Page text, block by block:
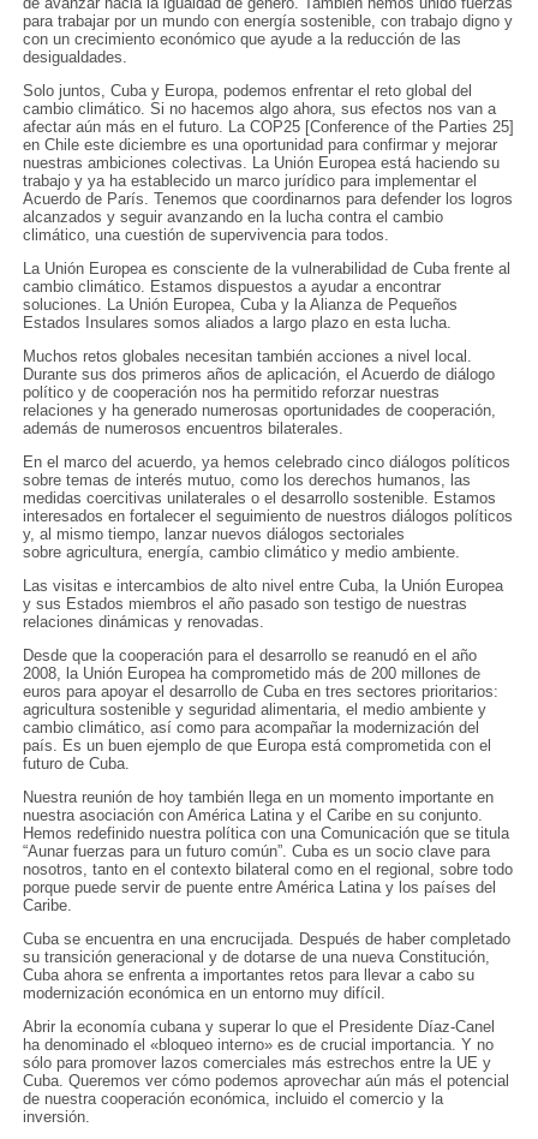
para trabajar por un mundo con energía sostenible, con trabajo digno y
con un crecimiento económico que ayude a la reducción de las
desigualdades.
Solo juntos, Cuba y Europa, podemos enfrentar el reto global del
cambio climático. Si no hacemos algo ahora, sus efectos nos van a
afectar aún más en el futuro. La COP25 [Conference of the Parties 25]
en Chile este diciembre es una oportunidad para confirmar y mejorar
nuestras ambiciones colectivas. La Unión Europea está haciendo su
trabajo y ya ha establecido un marco jurídico para implementar el
Acuerdo de París. Tenemos que coordinarnos para defender los logros
alcanzados y seguir avanzando en la lucha contra el cambio
climático, una cuestión de supervivencia para todos.
La Unión Europea es consciente de la vulnerabilidad de Cuba frente al
cambio climático. Estamos dispuestos a ayudar a encontrar
soluciones. La Unión Europea, Cuba y la Alianza de Pequeños
Estados Insulares somos aliados a largo plazo en esta lucha.
Muchos retos globales necesitan también acciones a nivel local.
Durante sus dos primeros años de aplicación, el Acuerdo de diálogo
político y de cooperación nos ha permitido reforzar nuestras
relaciones y ha generado numerosas oportunidades de cooperación,
además de numerosos encuentros bilaterales.
En el marco del acuerdo, ya hemos celebrado cinco diálogos políticos
sobre temas de interés mutuo, como los derechos humanos, las
medidas coercitivas unilaterales o el desarrollo sostenible. Estamos
interesados en fortalecer el seguimiento de nuestros diálogos políticos
y, al mismo tiempo, lanzar nuevos diálogos sectoriales
sobre agricultura, energía, cambio climático y medio ambiente.
Las visitas e intercambios de alto nivel entre Cuba, la Unión Europea
y sus Estados miembros el año pasado son testigo de nuestras
relaciones dinámicas y renovadas.
Desde que la cooperación para el desarrollo se reanudó en el año
2008, la Unión Europea ha comprometido más de 200 millones de
euros para apoyar el desarrollo de Cuba en tres sectores prioritarios:
agricultura sostenible y seguridad alimentaria, el medio ambiente y
cambio climático, así como para acompañar la modernización del
país. Es un buen ejemplo de que Europa está comprometida con el
futuro de Cuba.
Nuestra reunión de hoy también llega en un momento importante en
nuestra asociación con América Latina y el Caribe en su conjunto.
Hemos redefinido nuestra política con una Comunicación que se titula
“Aunar fuerzas para un futuro común”. Cuba es un socio clave para
nosotros, tanto en el contexto bilateral como en el regional, sobre todo
porque puede servir de puente entre América Latina y los países del
Caribe.
Cuba se encuentra en una encrucijada. Después de haber completado
su transición generacional y de dotarse de una nueva Constitución,
Cuba ahora se enfrenta a importantes retos para llevar a cabo su
modernización económica en un entorno muy difícil.
Abrir la economía cubana y superar lo que el Presidente Díaz-Canel
ha denominado el «bloqueo interno» es de crucial importancia. Y no
sólo para promover lazos comerciales más estrechos entre la UE y
Cuba. Queremos ver cómo podemos aprovechar aún más el potencial
de nuestra cooperación económica, incluido el comercio y la
inversión.